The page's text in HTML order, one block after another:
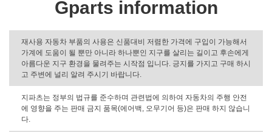
Gparts information
재사용 자동차 부품의 사용은 신품대비 저렴한 가격에 구입이 가능해서
가계에 도움이 될 뿐만 아니라 하나뿐인 지구를 살리는 길이고 후손에게
아름다운 지구 환경을 물려주는 시작점 입니다. 긍지를 가지고 구매 하시
고 주변에 널리 알려 주시기 바랍니다.
지파츠는 정부의 법규를 준수하며 관련법에 의하여 자동차의 주행 안전
에 영향을 주는 판매 금지 품목(에어백, 오무기어 등)은 판매 하지 않습니
다.